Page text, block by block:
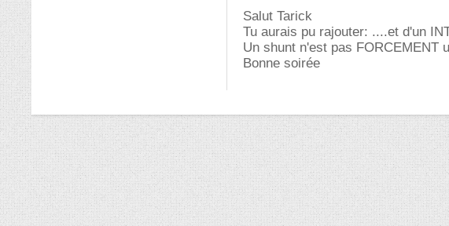
Salut Tarick
Tu aurais pu rajouter: ....et d'un
Un shunt n'est pas FORCEMENT
Bonne soirée